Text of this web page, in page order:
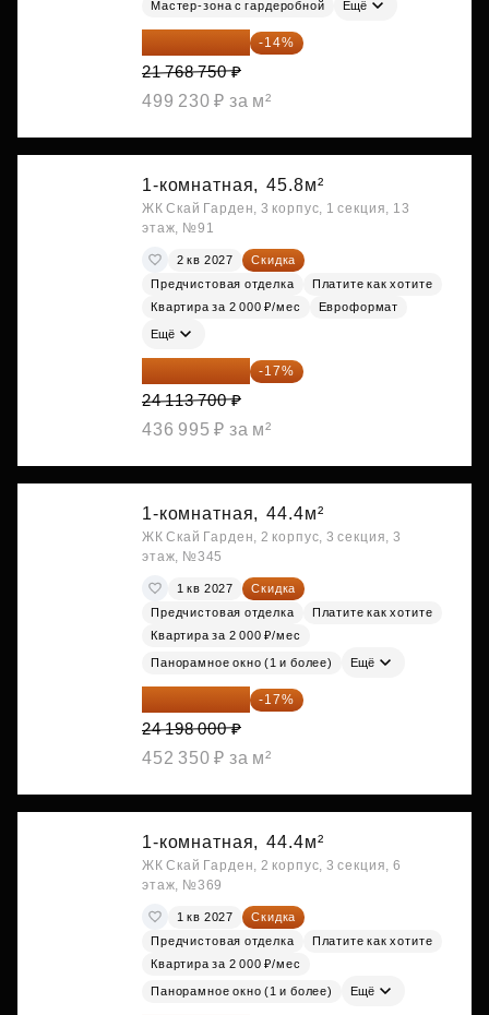
Мастер-зона с гардеробной Ещё
18 721 125 ₽ -14%
21 768 750 ₽
499 230 ₽ за м²
1-комнатная, 45.8м²
ЖК Скай Гарден, 3 корпус, 1 секция, 13
этаж, №91
2 кв 2027
Скидка
Предчистовая отделка
Платите как хотите
Квартира за 2 000 ₽/мес
Евроформат
Ещё
20 014 371 ₽ -17%
24 113 700 ₽
436 995 ₽ за м²
1-комнатная, 44.4м²
ЖК Скай Гарден, 2 корпус, 3 секция, 3
этаж, №345
1 кв 2027
Скидка
Предчистовая отделка
Платите как хотите
Квартира за 2 000 ₽/мес
Панорамное окно (1 и более) Ещё
20 084 340 ₽ -17%
24 198 000 ₽
452 350 ₽ за м²
1-комнатная, 44.4м²
ЖК Скай Гарден, 2 корпус, 3 секция, 6
этаж, №369
1 кв 2027
Скидка
Предчистовая отделка
Платите как хотите
Квартира за 2 000 ₽/мес
Панорамное окно (1 и более) Ещё